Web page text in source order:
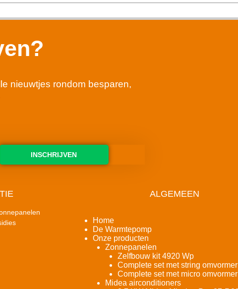
nieuwtjes rondom besparen,
INSCHRIJVEN
ALGEMEEN
Home
De Warmtepomp
Onze producten
Zonnepanelen
Zelfbouw kit 4920 Wp
Complete set met string omvormer
Complete set met micro omvormer
Midea airconditioners